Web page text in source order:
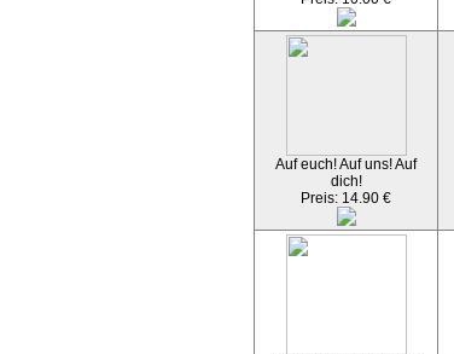
Auf euch! Auf uns! Auf
dich!
Preis: 14.90 €